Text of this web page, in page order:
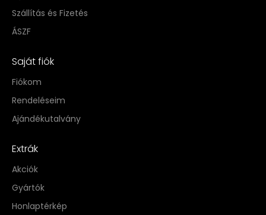
Szállítás és Fizetés
ÁSZF
Saját fiók
Fiókom
Rendeléseim
Ajándékutalvány
Extrák
Akciók
Gyártók
Honlaptérkép